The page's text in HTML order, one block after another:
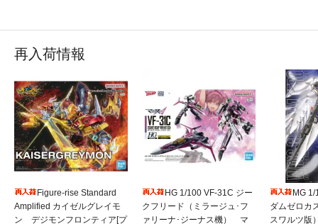
再入荷情報
Figure-rise Standard
Amplified カイゼルグレイモ
ン デジモンフロンティア[プ
HG 1/100 VF-31C ジー
クフリード（ミラージュ･フ
ァリーナ･ジーナス機） マ
MG
ダムゼロカ
スワルツ版